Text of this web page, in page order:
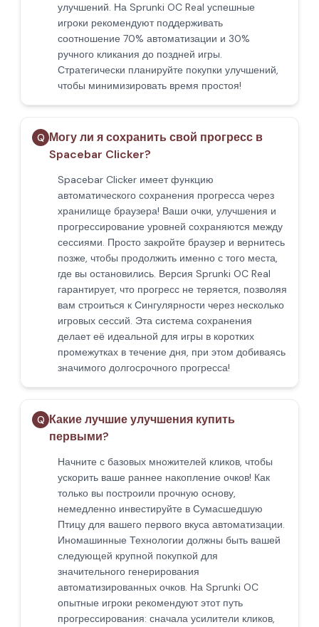
улучшений. На Sprunki OC Real успешные
игроки рекомендуют поддерживать
соотношение 70% автоматизации и 30%
ручного кликания до поздней игры.
Стратегически планируйте покупки улучшений,
чтобы минимизировать время простоя!
Q Могу ли я сохранить свой прогресс в
Spacebar Clicker?
Spacebar Clicker имеет функцию
автоматического сохранения прогресса через
хранилище браузера! Ваши очки, улучшения и
прогрессирование уровней сохраняются между
сессиями. Просто закройте браузер и вернитесь
позже, чтобы продолжить именно с того места,
где вы остановились. Версия Sprunki OC Real
гарантирует, что прогресс не теряется, позволяя
вам строиться к Сингулярности через несколько
игровых сессий. Эта система сохранения
делает её идеальной для игры в коротких
промежутках в течение дня, при этом добиваясь
значимого долгосрочного прогресса!
Q Какие лучшие улучшения купить
первыми?
Начните с базовых множителей кликов, чтобы
ускорить ваше раннее накопление очков! Как
только вы построили прочную основу,
немедленно инвестируйте в Сумасшедшую
Птицу для вашего первого вкуса автоматизации.
Иномашинные Технологии должны быть вашей
следующей крупной покупкой для
значительного генерирования
автоматизированных очков. На Sprunki OC
опытные игроки рекомендуют этот путь
прогрессирования: сначала усилители кликов,